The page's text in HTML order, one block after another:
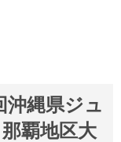
沖縄県ジュ
覇地区大